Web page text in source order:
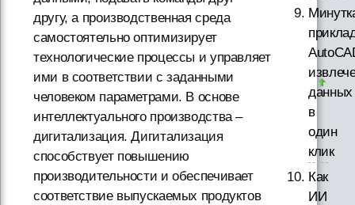
другу, а производственная среда
самостоятельно оптимизирует
технологические процессы и управляет
ими в соответствии с заданными
человеком параметрами. В основе
интеллектуального производства –
дигитализация. Дигитализация
способствует повышению
производительности и обеспечивает
соответствие выпускаемых продуктов
данных
в
один
клик
Как
ИИ